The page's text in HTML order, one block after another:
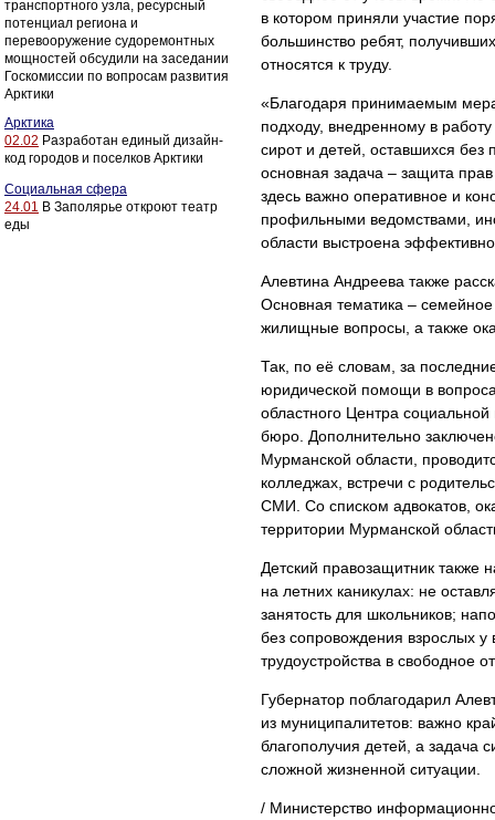
транспортного узла, ресурсный
потенциал региона и
перевооружение судоремонтных
мощностей обсудили на заседании
Госкомиссии по вопросам развития
Арктики
Арктика
02.02 Разработан единый дизайн-
код городов и поселков Арктики
Социальная сфера
24.01 В Заполярье откроют театр
еды
в котором приняли участие
большинство ребят,
относятся к труду.
«Благодаря принимаемым
подходу, внедренному в
сирот и детей, оставшихся
основная задача – защита
здесь важно оперативное и
профильными ведомствами,
области выстроена
Алевтина Андреева также
Основная тематика –
жилищные вопросы, а также
Так, по её словам, за
юридической помощи в
областного Центра
бюро. Дополнительно
Мурманской области,
колледжах, встречи с
СМИ. Со списком адвокатов,
территории Мурманской
Детский правозащитник также
на летних каникулах: не
занятость для школьников;
без сопровождения взрослых у
трудоустройства в свободное
Губернатор поблагодарил
из муниципалитетов: важно
благополучия детей, а задача
сложной жизненной ситуации.
/ Министерство